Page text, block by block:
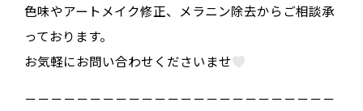
色味やアートメイク修正、メラニン除去からご相談承
っております。
お気軽にお問い合わせくださいませ
－－－－－－－－－－－－－－－－－－－－－－－－